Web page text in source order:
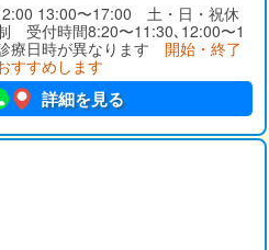
13:00〜17:00 土・日・祝休
受付時間8:20〜11:30､12:00〜1
療日時が異なります 開始・終了
すすめします
詳細を見る